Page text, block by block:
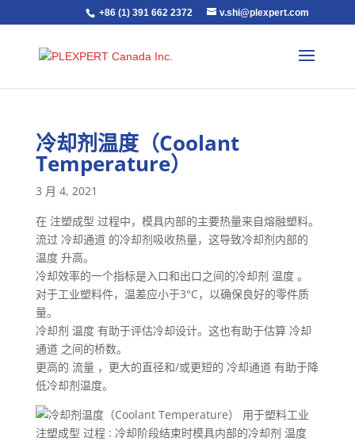
+86 (1) 391 662 2372 v.shi@plexpert.com
冷却剂温度（Coolant
Temperature）
3 月 4, 2021
在 注塑成型 过程中，模具内部的主要热量来自熔融塑料。
流过 冷却通道 的冷却剂吸收热量，这导致冷却剂内部的
温度 升高。
冷却效率的一个指标是入口和出口之间的冷却剂 温度 。
对于工业塑料件，温差应小于3°C，以确保良好的零件质
量。
冷却剂 温度 有助于评估冷却设计。这也有助于估算 冷却
通道 之间的桥数。
更高的 流量 ，更大的直径和/或更短的 冷却通道 有助于降
低冷却剂温度。
注塑成型 过程 : 冷却阶段结束时模具内部的冷却剂 温度